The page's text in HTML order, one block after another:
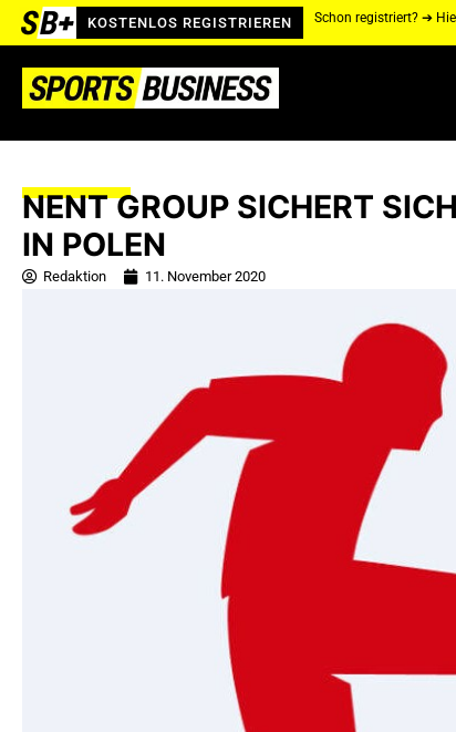
KOSTENLOS REGISTRIEREN Schon registriert? ➔
NENT GROUP SICHERT
IN POLEN
Redaktion 11. November 2020